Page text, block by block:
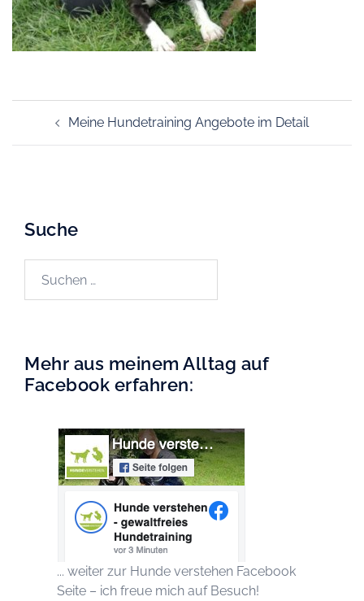
Beitragsnavigation
Meine Hundetraining Angebote im Detail
Suche
nach:
Mehr aus meinem Alltag auf
Facebook erfahren:
... weiter zur Hunde verstehen Facebook
Seite – ich freue mich auf Besuch!